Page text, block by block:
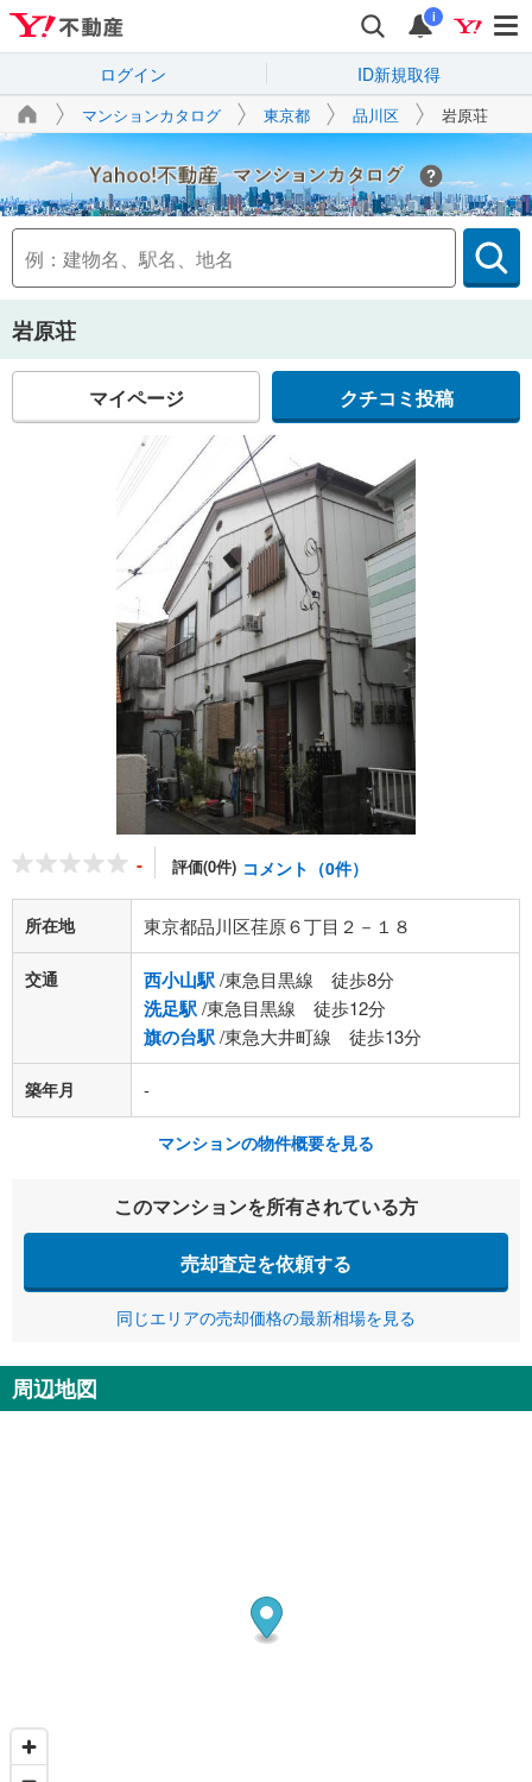
i
ログイン ID新規取得
マンションカタログ 東京都 品川区 岩原荘
Yahoo!不動産
岩原荘
マイページ クチコミ投稿
- 評価(0件) コメント（0件）
所在地 東京都品川区荏原６丁目２－１８
交通 西小山駅/東急目黒線 徒歩8分
洗足駅/東急目黒線 徒歩12分
旗の台駅/東急大井町線 徒歩13分
築年月 -
マンションの物件概要を見る
このマンションを所有されている方
売却査定を依頼する
同じエリアの売却価格の最新相場を見る
周辺地図